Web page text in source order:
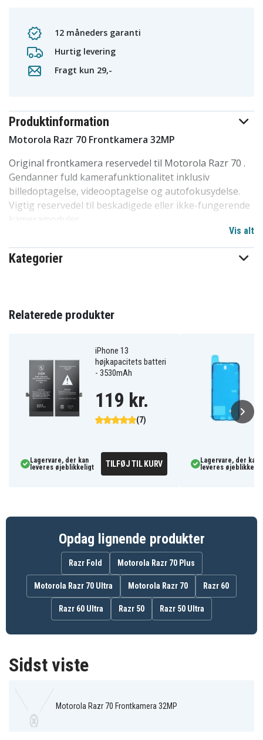
12 måneders garanti
Hurtig levering
Fragt kun 29,-
Produktinformation
Motorola Razr 70 Frontkamera 32MP
Original frontkamera reservedel til Motorola Razr 70 .
Gendanner fuld kamerafunktionalitet inklusiv
billedoptagelse, videooptagelse og autofokusydelse.
Vigtig reservedel til beskadigede eller ikke-fungerende
kameramoduler.
Produkttype: Frontkamera
Vis alt
Kategorier
Relaterede produkter
iPhone 13
højkapacitets batteri
- 3530mAh
(7)
119 kr.
Lagervare, der kan
leveres øjeblikkeligt
TILFØJ TIL KURV
Lagervare, der kan
leveres
Opdag lignende produkter
Razr Fold Motorola Razr 70 Plus
Motorola Razr 70 Ultra Motorola Razr 70 Razr 60
Razr 60 Ultra Razr 50 Razr 50 Ultra
Sidst viste
Motorola Razr 70 Frontkamera 32MP